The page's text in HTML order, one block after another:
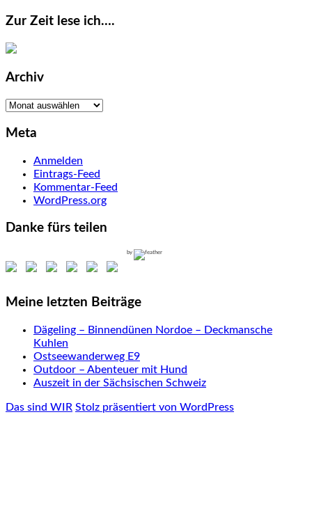
Zur Zeit lese ich….
Archiv
Archiv
Meta
Anmelden
Eintrags-Feed
Kommentar-Feed
WordPress.org
Danke fürs teilen
by
Meine letzten Beiträge
Dägeling – Binnendünen Nordoe – Deckmansche
Kuhlen
Ostseewanderweg E9
Outdoor – Abenteuer mit Hund
Auszeit in der Sächsischen Schweiz
Das sind WIR Stolz präsentiert von WordPress